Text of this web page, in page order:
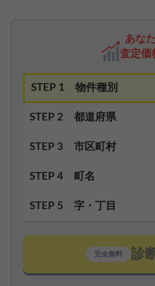
あな
査定価
STEP 1 物件種別
STEP 2 都道府県
STEP 3 市区町村
STEP 4 町名
STEP 5 字・丁目
完全無料 診